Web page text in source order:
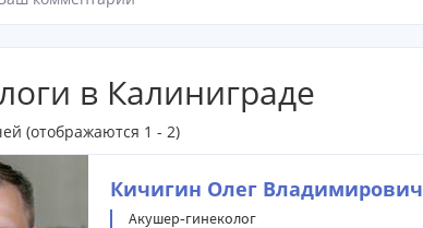
в Калиниграде
(отображаются 1 - 2)
Кичигин Олег Владимирович
Акушер-гинеколог